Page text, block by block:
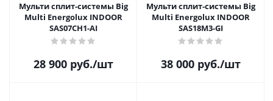
Мульти сплит-системы Big
Multi Energolux INDOOR
SAS07CH1-AI
28 900руб./шт
Мульти сплит-системы Big
Multi Energolux INDOOR
SAS18M3-GI
38 000руб./шт